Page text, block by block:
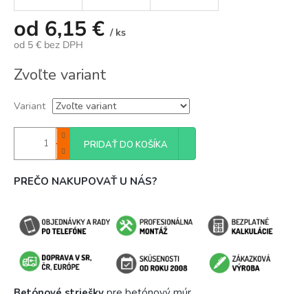
od 6,15 € / ks
od 5 € bez DPH
cena:
Zvoľte variant
Variant
PRIDAŤ DO KOŠÍKA
PREČO NAKUPOVAŤ U NÁS?